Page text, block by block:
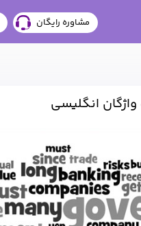
مشاوره رایگان
انگلیسی